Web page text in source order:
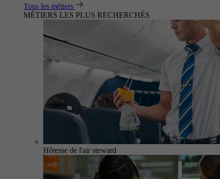
Tous les métiers
MÉTIERS LES PLUS RECHERCHÉS
Hôtesse de l'air steward